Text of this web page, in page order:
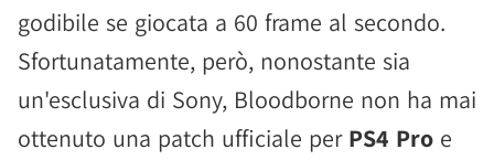
godibile se giocata a 60 frame al secondo.
Sfortunatamente, però, nonostante sia
un'esclusiva di Sony, Bloodborne non ha mai
ottenuto una patch ufficiale per PS4 Pro e